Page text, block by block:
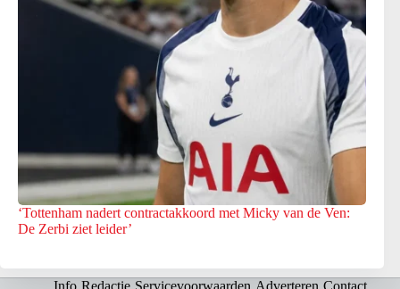
‘Tottenham nadert contractakkoord met Micky van de Ven:
De Zerbi ziet leider’
Info Redactie Servicevoorwaarden Adverteren Contact